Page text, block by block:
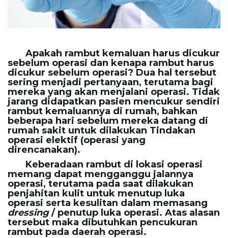
e
n
a
Apakah rambut kemaluan harus dicukur
sebelum operasi dan kenapa rambut harus
dicukur sebelum operasi? Dua hal tersebut
sering menjadi pertanyaan, terutama bagi
mereka yang akan menjalani operasi. Tidak
jarang didapatkan pasien mencukur sendiri
rambut kemaluannya di rumah, bahkan
beberapa hari sebelum mereka datang di
rumah sakit untuk dilakukan Tindakan
operasi elektif (operasi yang
direncanakan).
Keberadaan rambut di lokasi operasi
memang dapat mengganggu jalannya
operasi, terutama pada saat dilakukan
penjahitan kulit untuk menutup luka
operasi serta kesulitan dalam memasang
dressing/ penutup luka operasi. Atas alasan
tersebut maka dibutuhkan pencukuran
rambut pada daerah operasi.